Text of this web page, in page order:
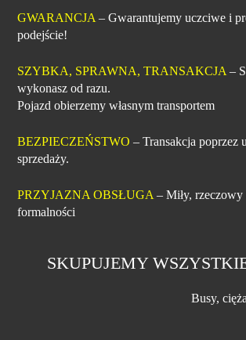
GWARANCJA – Gwarantujemy uczciwe i
podejście!
SZYBKA, SPRAWNA, TRANSAKCJA –
wykonasz od razu.
Pojazd obierzemy własnym transportem
BEZPIECZEŃSTWO – Transakcja poprzez
sprzedaży.
PRZYJAZNA OBSŁUGA – Miły,
formalności
SKUPUJEMY
Busy,